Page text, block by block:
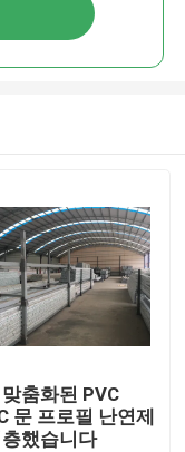
춤화된 PVC
문 프로필 난연제
했습니다